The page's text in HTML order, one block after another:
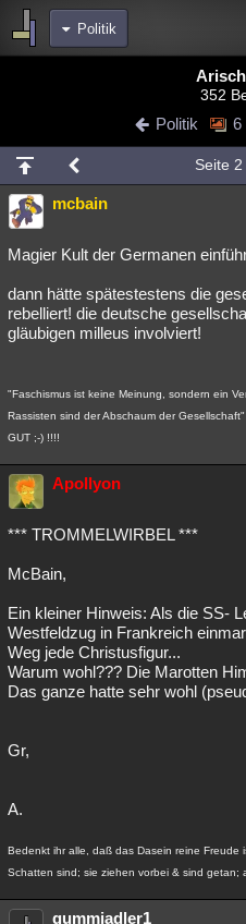
Politik
Chat Wiki Neuigkeiten
meine Rubriken
Menschen
Spiritualität Verschwörungen
Natur Umfragen
weitere Rubriken
Astronomie Helpdesk
Musik
Übersichten
Besucht
352
Politik 6
Seite 2
mcbain
Magier Kult der Germanen
dann hätte spätestestens die
rebelliert! die deutsche
gläubigen milleus involviert!
"Faschismus ist keine Meinung, sondern ein
Rassisten sind der Abschaum der
GUT ;-) !!!!
Apollyon
*** TROMMELWIRBEL ***
McBain,
Ein kleiner Hinweis: Als die SS-
Westfeldzug in Frankreich
Weg jede Christusfigur...
Warum wohl??? Die Marotten
Das ganze hatte sehr wohl
Gr,
A.
Bedenkt ihr alle, daß das Dasein reine Freude
Schatten sind; sie ziehen vorbei & sind getan;
gummiadler1